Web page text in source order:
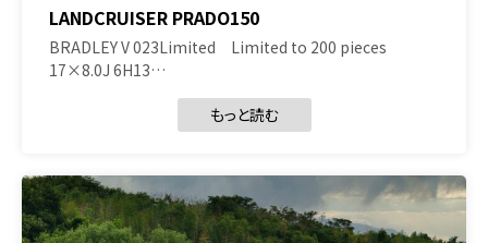
LANDCRUISER PRADO150
BRADLEY V 023Limited Limited to 200 pieces
17×8.0J 6H13…
もっと読む